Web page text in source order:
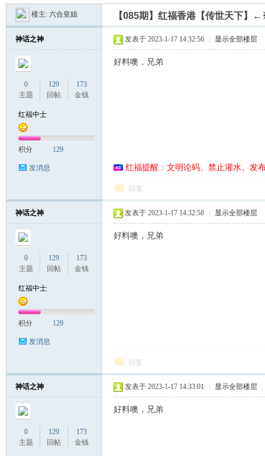
盟
» ›
楼主: 六合皇姐 【085期】红福香港【传世天下】
神话之神
0
主题
129
回帖
173
金钱
红福中士
积分 129
发消息
发表于 2023-1-17 14:32:56 显示全部楼层
好料噢，兄弟
红福提醒：文明论码、禁止灌水。发
回复
神话之神
0
主题
129
回帖
173
金钱
红福中士
积分 129
发消息
发表于 2023-1-17 14:32:58 显示全部楼层
好料噢，兄弟
回复
神话之神
0
主题
129
回帖
173
金钱
发表于 2023-1-17 14:33:01 显示全部楼层
好料噢，兄弟